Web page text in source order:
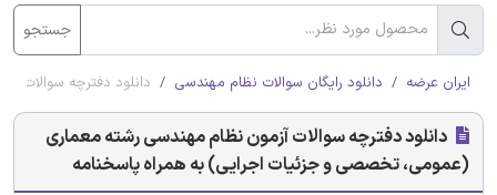
جستجو
ایران عرضه دانلود رایگان سوالات نظام مهندسی دانلود دفترچه سوالات
دانلود دفترچه سوالات آزمون نظام مهندسی رشته معماری
(عمومی، تخصصی و جزئیات اجرایی) به همراه پاسخنامه